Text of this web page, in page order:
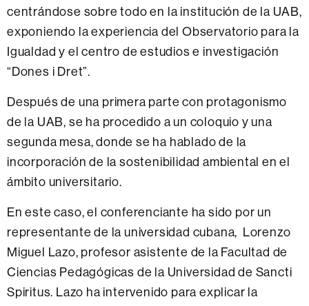
centrándose sobre todo en la institución de la UAB,
exponiendo la experiencia del Observatorio para la
Igualdad y el centro de estudios e investigación
“Dones i Dret”.
Después de una primera parte con protagonismo
de la UAB, se ha procedido a un coloquio y una
segunda mesa, donde se ha hablado de la
incorporación de la sostenibilidad ambiental en el
ámbito universitario.
En este caso, el conferenciante ha sido por un
representante de la universidad cubana, Lorenzo
Miguel Lazo, profesor asistente de la Facultad de
Ciencias Pedagógicas de la Universidad de Sancti
Spiritus. Lazo ha intervenido para explicar la